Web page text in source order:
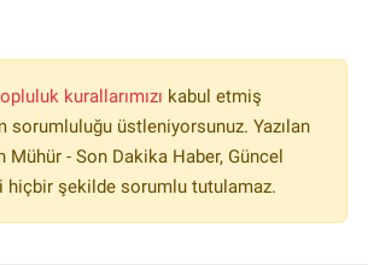
kurallarımızı kabul etmiş
sorumluluğu üstleniyorsunuz. Yazılan
Mühür - Son Dakika Haber, Güncel
hiçbir şekilde sorumlu tutulamaz.